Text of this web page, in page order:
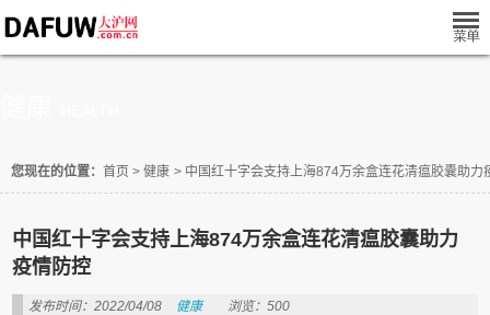
您现在的位置： 首页 > 健康 > 中国红十字会支持上海874万余盒连花清瘟胶囊助力
中国红十字会支持上海874万余盒连花清瘟胶囊助力
疫情防控
发布时间：2022/04/08 健康 浏览：500